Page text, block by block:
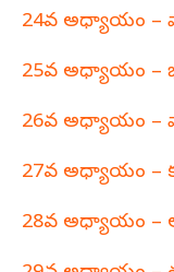
24వ అధ్యాయం
25వ అధ్యాయం –
26వ అధ్యాయం –
27వ అధ్యాయం –
28వ అధ్యాయం –